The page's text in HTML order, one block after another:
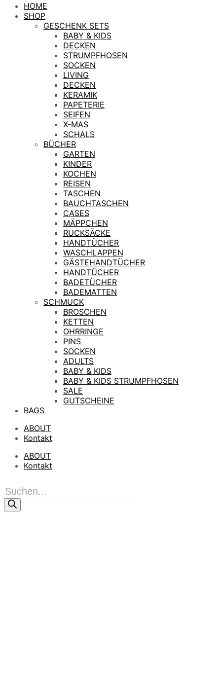
HOME
SHOP
GESCHENK SETS
BABY & KIDS
DECKEN
STRUMPFHOSEN
SOCKEN
LIVING
DECKEN
KERAMIK
PAPETERIE
SEIFEN
X-MAS
SCHALS
BÜCHER
GARTEN
KINDER
KOCHEN
REISEN
TASCHEN
BAUCHTASCHEN
CASES
MÄPPCHEN
RUCKSÄCKE
HANDTÜCHER
WASCHLAPPEN
GÄSTEHANDTÜCHER
HANDTÜCHER
BADETÜCHER
BADEMATTEN
SCHMUCK
BROSCHEN
KETTEN
OHRRINGE
PINS
SOCKEN
ADULTS
BABY & KIDS
BABY & KIDS STRUMPFHOSEN
SALE
GUTSCHEINE
BAGS
ABOUT
Kontakt
ABOUT
Kontakt
Products
search